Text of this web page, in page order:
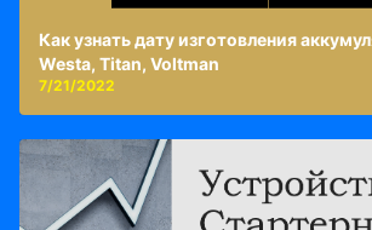
Как узнать дату изготовления
Westa, Titan, Voltman
7/21/2022